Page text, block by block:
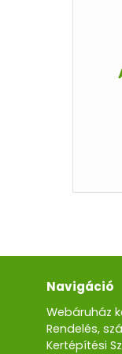
Navigáció
Webáruház
Rendelés,
Kertépítési